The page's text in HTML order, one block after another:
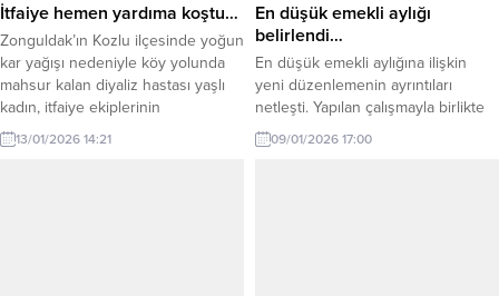
İtfaiye hemen yardıma koştu…
Zonguldak’ın Kozlu ilçesinde yoğun
kar yağışı nedeniyle köy yolunda
mahsur kalan diyaliz hastası yaşlı
kadın, itfaiye ekiplerinin
operasyonuyla hastaneye
yetiştirildi. Kozlu ilçesine bağlı
13/01/2026 14:21
En düşük emekli aylığı
belirlendi…
En düşük emekli aylığına ilişkin
yeni düzenlemenin ayrıntıları
netleşti. Yapılan çalışmayla birlikte
en düşük emekli aylığının 2026 yılı
Ocak ayından itibaren 20 bin liraya
09/01/2026 17:00